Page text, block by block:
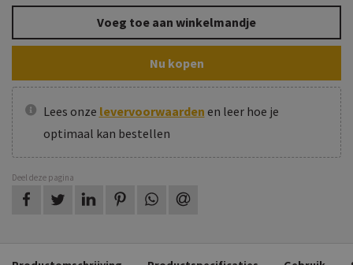
Voeg toe aan winkelmandje
Nu kopen
Lees onze levervoorwaarden en leer hoe je
optimaal kan bestellen
Deel deze pagina
op Facebookop Twitterop LinkedInop Pinterestop WhatsApp